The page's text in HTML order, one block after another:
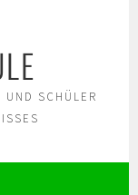
UND SCHÜLER